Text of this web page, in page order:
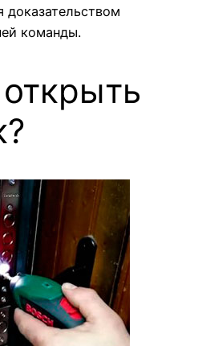
доказательством
команды.